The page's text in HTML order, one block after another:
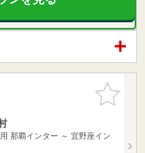
お気に入
りに追加
那覇インター ～ 宜野座イン